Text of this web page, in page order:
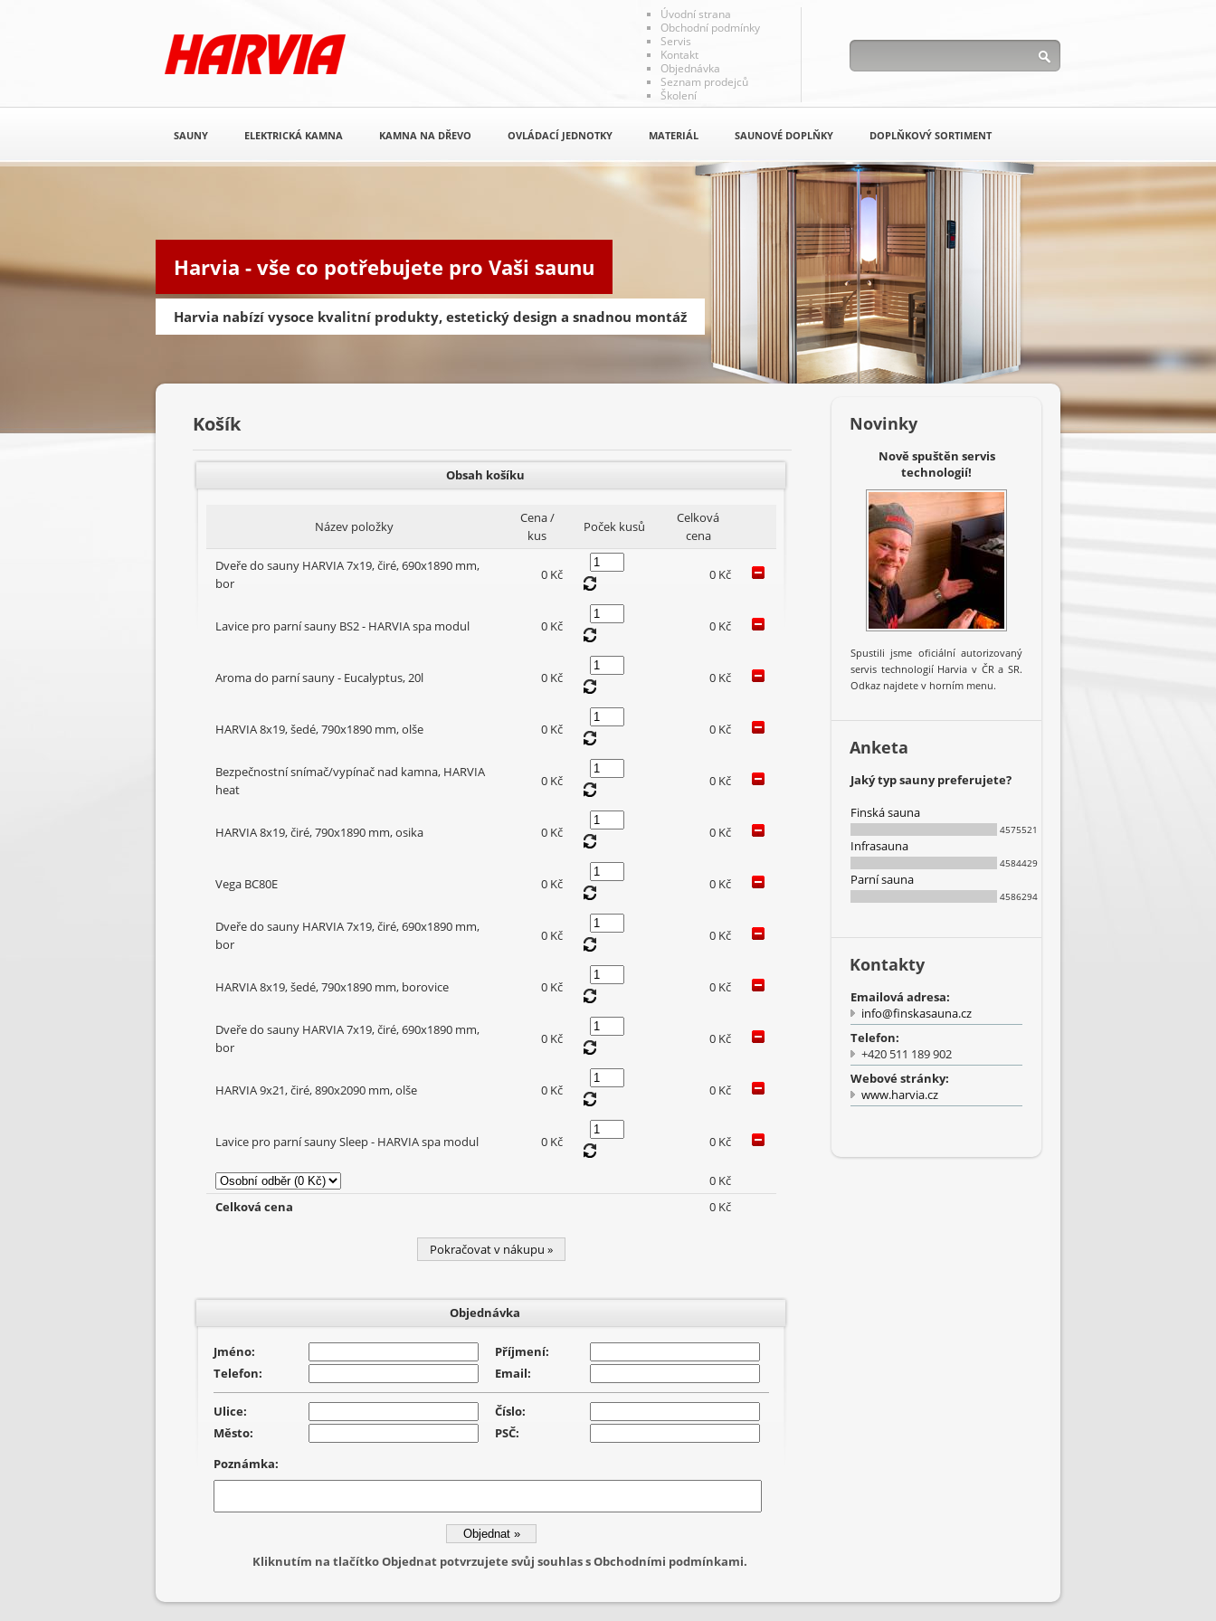
Harvia - vše co potřebujete pro Vaši saunu
Harvia nabízí vysoce kvalitní produkty, estetický design a snadnou montáž
Úvodní strana
Obchodní podmínky
Servis
Kontakt
Objednávka
Seznam prodejců
Školení
SAUNY ELEKTRICKÁ KAMNA KAMNA NA DŘEVO OVLÁDACÍ JEDNOTKY MATERIÁL SAUNOVÉ DOPLŇKY DOPLŇKOVÝ SORTIMENT
Košík
Obsah košíku
Název položky
Cena /
kus
Poček kusů
Celková
cena
Dveře do sauny HARVIA 7x19, čiré, 690x1890 mm,
bor
0 Kč 0 Kč
Lavice pro parní sauny BS2 - HARVIA spa modul 0 Kč 0 Kč
Aroma do parní sauny - Eucalyptus, 20l 0 Kč 0 Kč
HARVIA 8x19, šedé, 790x1890 mm, olše 0 Kč 0 Kč
Bezpečnostní snímač/vypínač nad kamna, HARVIA
heat
0 Kč 0 Kč
HARVIA 8x19, čiré, 790x1890 mm, osika 0 Kč 0 Kč
Vega BC80E 0 Kč 0 Kč
Dveře do sauny HARVIA 7x19, čiré, 690x1890 mm,
bor
0 Kč 0 Kč
HARVIA 8x19, šedé, 790x1890 mm, borovice 0 Kč 0 Kč
Dveře do sauny HARVIA 7x19, čiré, 690x1890 mm,
bor
0 Kč 0 Kč
HARVIA 9x21, čiré, 890x2090 mm, olše 0 Kč 0 Kč
Lavice pro parní sauny Sleep - HARVIA spa modul 0 Kč 0 Kč
0 Kč
Celková cena
0 Kč
Pokračovat v nákupu »
Objednávka
Jméno:
Příjmení:
Telefon:
Email:
Ulice:
Číslo:
Město:
PSČ:
Poznámka:
Kliknutím na tlačítko Objednat potvrzujete svůj souhlas s Obchodními podmínkami.
Novinky
Nově spuštěn servis
technologií!
Spustili jsme oficiální autorizovaný
servis technologií Harvia v ČR a SR.
Odkaz najdete v horním menu.
Anketa
Jaký typ sauny preferujete?
Finská sauna
4575521
Infrasauna
4584429
Parní sauna
4586294
Kontakty
Emailová adresa:
info@finskasauna.cz
Telefon:
+420 511 189 902
Webové stránky:
www.harvia.cz